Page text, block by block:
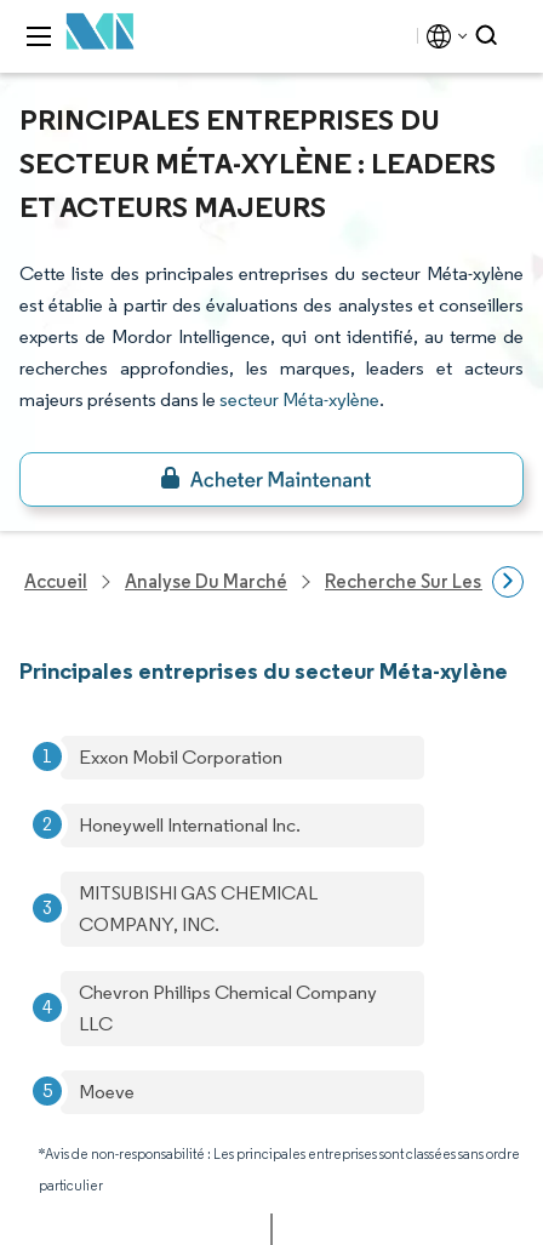
PRINCIPALES ENTREPRISES DU
SECTEUR MÉTA-XYLÈNE : LEADERS
ET ACTEURS MAJEURS
Cette liste des principales entreprises du secteur Méta-xylène
est établie à partir des évaluations des analystes et conseillers
experts de Mordor Intelligence, qui ont identifié, au terme de
recherches approfondies, les marques, leaders et acteurs
majeurs présents dans le secteur Méta-xylène.
Accueil Analyse Du Marché Recherche Sur Les
Principales entreprises du secteur Méta-xylène
Exxon Mobil Corporation
Honeywell International Inc.
MITSUBISHI GAS CHEMICAL
COMPANY, INC.
Chevron Phillips Chemical Company
LLC
Moeve
*Avis de non-responsabilité : Les principales entreprises sont classées sans ordre
particulier